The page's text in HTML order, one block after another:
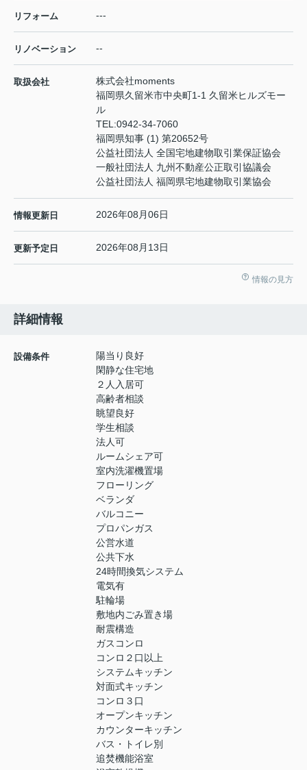
リフォーム ---
リノベーション --
取扱会社
株式会社moments
福岡県久留米市中央町1-1 久留米ヒルズモー
ル
TEL:0942-34-7060
福岡県知事 (1) 第20652号
公益社団法人 全国宅地建物取引業保証協会
一般社団法人 九州不動産公正取引協議会
公益社団法人 福岡県宅地建物取引業協会
情報更新日 2026年08月06日
更新予定日 2026年08月13日
情報の見方
詳細情報
設備条件
陽当り良好
閑静な住宅地
２人入居可
高齢者相談
眺望良好
学生相談
法人可
ルームシェア可
室内洗濯機置場
フローリング
ベランダ
バルコニー
プロパンガス
公営水道
公共下水
24時間換気システム
電気有
駐輪場
敷地内ごみ置き場
耐震構造
ガスコンロ
コンロ２口以上
システムキッチン
対面式キッチン
コンロ３口
オープンキッチン
カウンターキッチン
バス・トイレ別
追焚機能浴室